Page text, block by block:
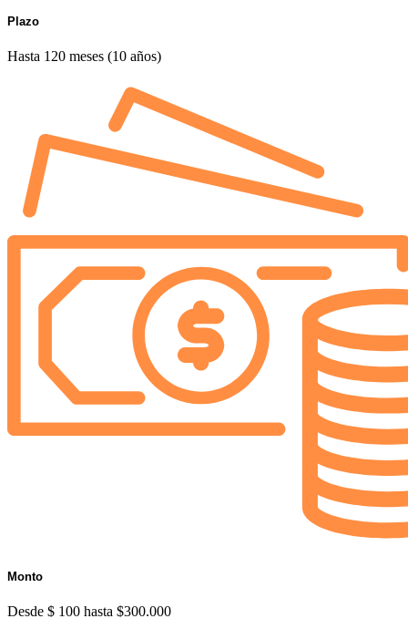
Plazo
Hasta 120 meses (10 años)
Monto
Desde $ 100 hasta $300.000